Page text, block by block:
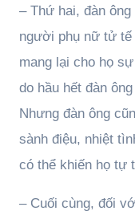
– Thứ hai, đàn
người phụ nữ tử
mang lại cho họ
do hầu hết đàn
Nhưng đàn ông
sành điệu, nhiệt
có thể khiến họ tự
– Cuối cùng, đối